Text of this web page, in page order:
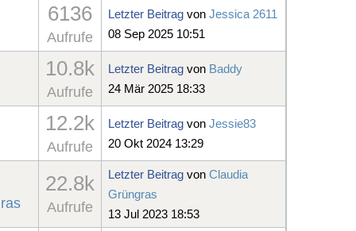
6136
Aufrufe
Letzter Beitrag von Jessica 2611
08 Sep 2025 10:51
10.8k
Aufrufe
Letzter Beitrag von Baddy
24 Mär 2025 18:33
12.2k
Aufrufe
Letzter Beitrag von Jessie83
20 Okt 2024 13:29
22.8k
Aufrufe
Letzter Beitrag von Claudia
Grüngras
13 Jul 2023 18:53